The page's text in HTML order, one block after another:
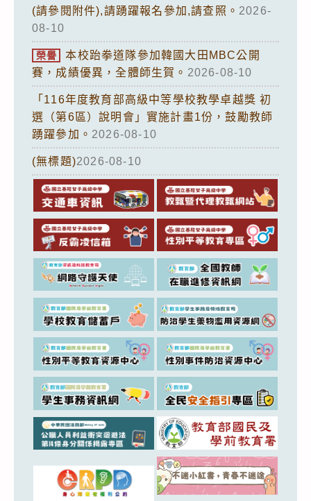
(請參閱附件),請踴躍報名參加,請查照。 2026-
08-10
榮譽
本校跆拳道隊參加韓國大田MBC公開
賽，成績優異，全體師生賀。 2026-08-10
「116年度教育部高級中等學校教學卓越獎 初
選（第6區）說明會」實施計畫1份，鼓勵教師
踴躍參加。 2026-08-10
(無標題)2026-08-10